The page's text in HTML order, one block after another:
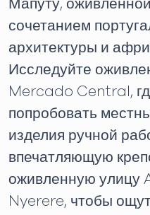
Мапуту,
сочетанием
архитектуры и
Исследуйте
Mercado Central,
попробовать
изделия ручной
впечатляющую
оживленную улицу
Nyerere, чтобы